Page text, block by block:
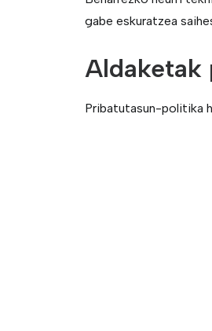
gabe eskuratzea
Aldaketak
Pribatutasun-politika